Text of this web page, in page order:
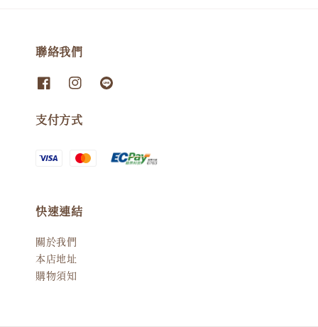
聯絡我們
支付方式
快速連結
關於我們
本店地址
購物須知